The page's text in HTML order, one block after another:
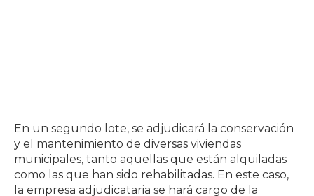
En un segundo lote, se adjudicará la conservación
y el mantenimiento de diversas viviendas
municipales, tanto aquellas que están alquiladas
como las que han sido rehabilitadas. En este caso,
la empresa adjudicataria se hará cargo de la